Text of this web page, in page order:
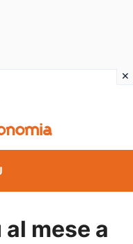
mese a